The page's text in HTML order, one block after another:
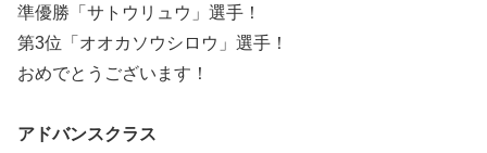
準優勝「サトウリュウ」選手！
第3位「オオカソウシロウ」選手！
おめでとうございます！
アドバンスクラス